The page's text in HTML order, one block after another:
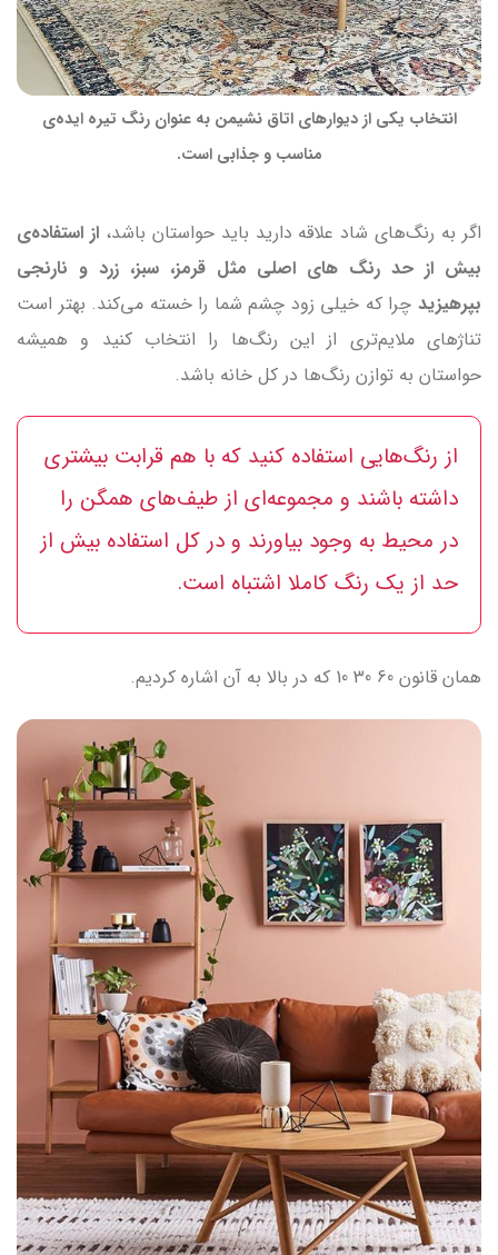
انتخاب یکی از دیوارهای اتاق نشیمن به عنوان رنگ تیره ایده‌ی
مناسب و جذابی است.
اگر به رنگ‌های شاد علاقه دارید باید حواستان باشد،از استفاده‌ی
بیش از حد رنگ های اصلی مثل قرمز، سبز، زرد و نارنجی
بپرهیزید چرا که خیلی زود چشم شما را خسته می‌کند. بهتر است
تناژهای ملایم‌تری از این رنگ‌ها را انتخاب کنید و همیشه
حواستان به توازن رنگ‌ها در کل خانه باشد.
از رنگ‌هایی استفاده کنید که با هم قرابت بیشتری
داشته باشند و مجموعه‌ای از طیف‌های همگن را
در محیط به وجود بیاورند و در کل استفاده بیش از
حد از یک رنگ کاملا اشتباه است.
همان قانون 60 30 10 که در بالا به آن اشاره کردیم.